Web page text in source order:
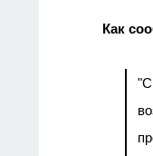
Как
"С